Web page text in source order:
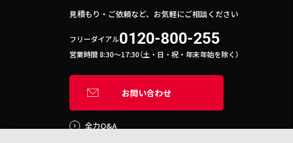
見積もり・ご依頼など、お気軽にご相談ください
フリーダイアル0120-800-255
営業時間 8:30〜17:30（土・日・祝・年末年始を除く）
お問い合わせ
全力Q&A